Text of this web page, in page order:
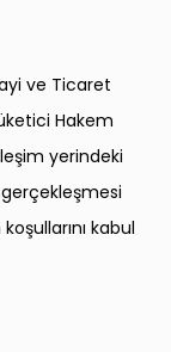
ve Ticaret
Hakem
yerindeki
kabul